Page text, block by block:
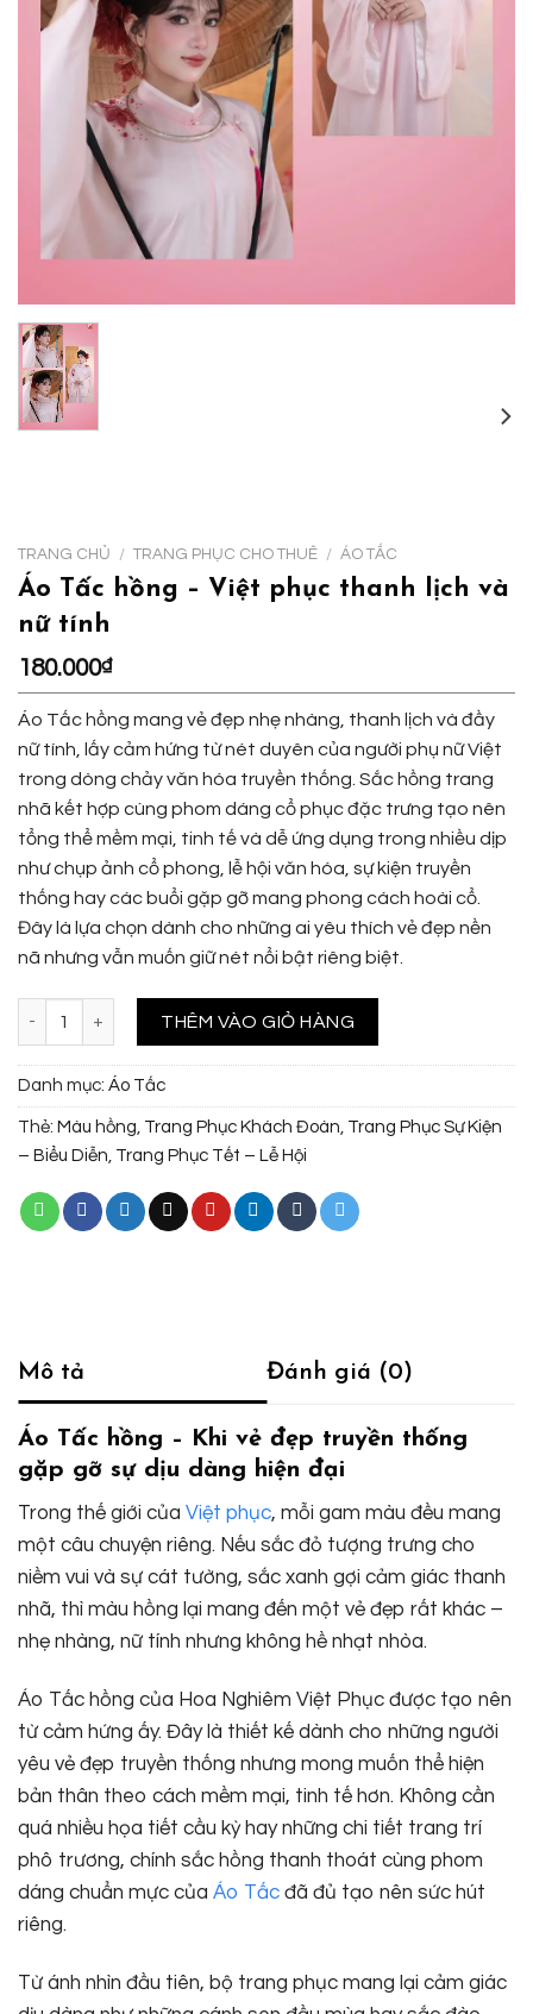
TRANG CHỦ / TRANG PHỤC CHO THUÊ / ÁO TẤC
Áo Tấc hồng – Việt phục thanh lịch và
nữ tính
180.000₫
Áo Tấc hồng mang vẻ đẹp nhẹ nhàng, thanh lịch và đầy
nữ tính, lấy cảm hứng từ nét duyên của người phụ nữ Việt
trong dòng chảy văn hóa truyền thống. Sắc hồng trang
nhã kết hợp cùng phom dáng cổ phục đặc trưng tạo nên
tổng thể mềm mại, tinh tế và dễ ứng dụng trong nhiều dịp
như chụp ảnh cổ phong, lễ hội văn hóa, sự kiện truyền
thống hay các buổi gặp gỡ mang phong cách hoài cổ.
Đây là lựa chọn dành cho những ai yêu thích vẻ đẹp nền
nã nhưng vẫn muốn giữ nét nổi bật riêng biệt.
Áo Tấc hồng - Việt phục thanh lịch và nữ tính số lượng
THÊM VÀO GIỎ HÀNG
Danh mục: Áo Tấc
Thẻ: Màu hồng Trang Phục Khách Đoàn Trang Phục Sự Kiện
– Biểu Diễn Trang Phục Tết – Lễ Hội
Mô tả Đánh giá (0)
Áo Tấc hồng – Khi vẻ đẹp truyền thống
gặp gỡ sự dịu dàng hiện đại
Trong thế giới của Việt phục, mỗi gam màu đều mang
một câu chuyện riêng. Nếu sắc đỏ tượng trưng cho
niềm vui và sự cát tường, sắc xanh gợi cảm giác thanh
nhã, thì màu hồng lại mang đến một vẻ đẹp rất khác –
nhẹ nhàng, nữ tính nhưng không hề nhạt nhòa.
Áo Tấc hồng của Hoa Nghiêm Việt Phục được tạo nên
từ cảm hứng ấy. Đây là thiết kế dành cho những người
yêu vẻ đẹp truyền thống nhưng mong muốn thể hiện
bản thân theo cách mềm mại, tinh tế hơn. Không cần
quá nhiều họa tiết cầu kỳ hay những chi tiết trang trí
phô trương, chính sắc hồng thanh thoát cùng phom
dáng chuẩn mực của Áo Tấc đã đủ tạo nên sức hút
riêng.
Từ ánh nhìn đầu tiên, bộ trang phục mang lại cảm giác